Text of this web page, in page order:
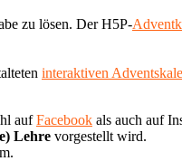
zu lösen. Der H5P-
interaktiven
aufFacebook als auch auf
Lehre vorgestellt wird.